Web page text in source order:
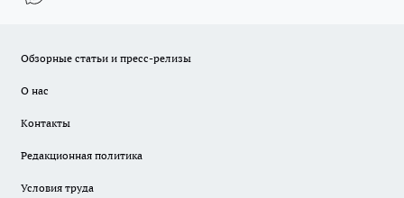
Обзорные статьи и пресс-релизы
О нас
Контакты
Редакционная политика
Условия труда